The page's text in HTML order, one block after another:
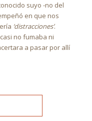
suyo -no del
en que nos
‘distracciones’.
no fumaba ni
a pasar por allí